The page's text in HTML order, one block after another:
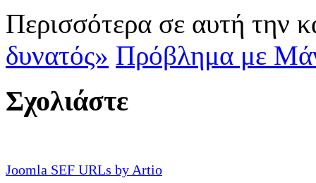
Περισσότερα σε αυτή την
δυνατός» Πρόβλημα με
Σχολιάστε
Joomla SEF URLs by Artio